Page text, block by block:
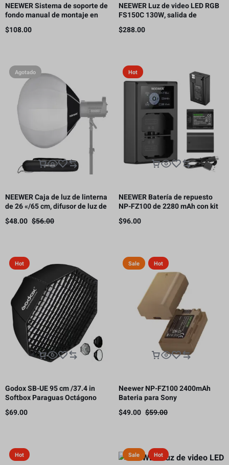
NEEWER Sistema de soporte de
fondo manual de montaje en
pared de 4 rodillos, capacidad
de carga por rodillo: 22 lb/10 kg
$108.00
NEEWER Luz de video LED RGB
FS150C 130W, salida de
iluminación continua COB de
2500-7500K con CRI97/TLCI98
$288.00
Agotado
NEEWER Caja de luz de linterna
de 26 «/65 cm, difusor de luz de
liberación rápida 360° Bowens
Mount Softbox con aleación de
$56.00
$48.00
Hot
NEEWER Batería de repuesto
NP-FZ100 de 2280 mAh con kit
de cargador USB de doble canal
$96.00
Hot
Godox SB-UE 95 cm /37.4 in
Softbox Paraguas Octágono
Bowens Mount, con rejilla de
panal
$69.00
Sale Hot
Neewer NP-FZ100 2400mAh
Bateria para Sony
$59.00
$49.00
Hot Sale Hot